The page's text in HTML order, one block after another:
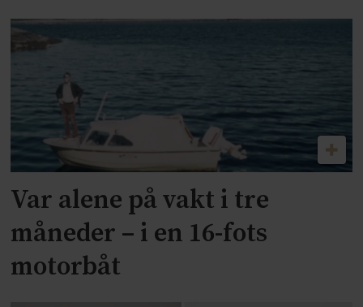
Var alene på vakt i tre
måneder – i en 16-fots
motorbåt